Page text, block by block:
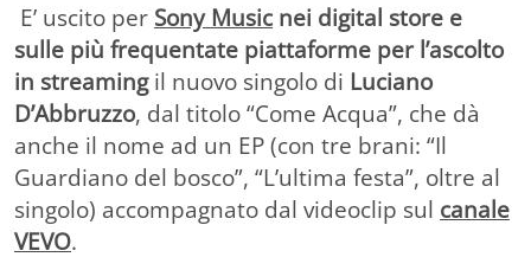
E’ uscito per Sony Music nei digital store e
sulle più frequentate piattaforme per l’ascolto
in streamingil nuovo singolo di Luciano
D’Abbruzzo, dal titolo “Come Acqua”, che dà
anche il nome ad un EP (con tre brani: “Il
Guardiano del bosco”, “L’ultima festa”, oltre al
singolo) accompagnato dal videoclip sul canale
VEVO.